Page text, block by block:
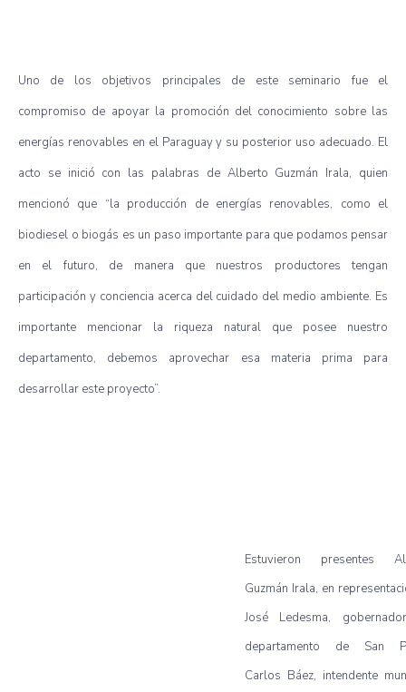
Uno de los objetivos principales de este seminario fue el
compromiso de apoyar la promoción del conocimiento sobre las
energías renovables en el Paraguay y su posterior uso adecuado. El
acto se inició con las palabras de Alberto Guzmán Irala, quien
mencionó que “la producción de energías renovables, como el
biodiesel o biogás es un paso importante para que podamos pensar
en el futuro, de manera que nuestros productores tengan
participación y conciencia acerca del cuidado del medio ambiente. Es
importante mencionar la riqueza natural que posee nuestro
departamento, debemos aprovechar esa materia prima para
desarrollar este proyecto”.
Estuvieron presentes
Guzmán Irala, en
José Ledesma,
departamento de San
Carlos Báez, intendente